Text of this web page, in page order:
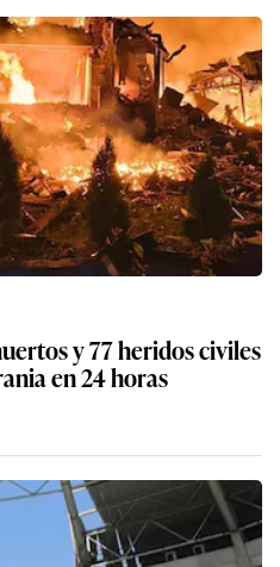
y 77 heridos civiles
en 24 horas